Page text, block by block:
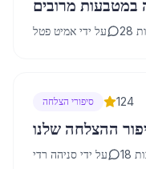
מרובים
על ידי אמיט פטל 28
סיפורי הצלחה 124
על ידי סניהה רדי 18